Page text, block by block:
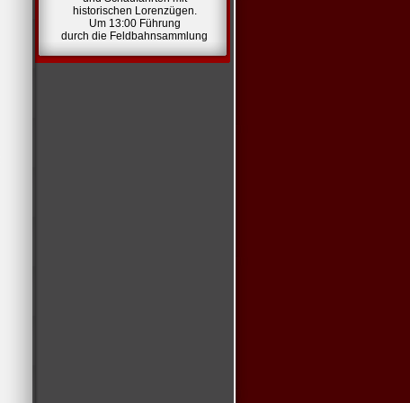
historischen Lorenzügen.
Um 13:00 Führung
durch die Feldbahnsammlung